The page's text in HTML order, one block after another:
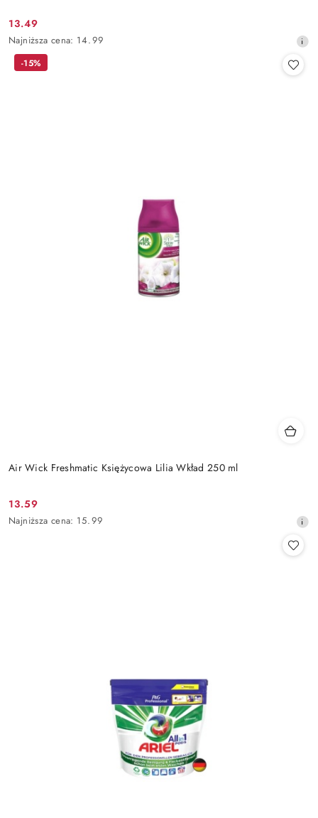
Cena
promocyjna:
13.49
Najniższa
cena
Najniższa cena: 14.99
Air Wick Freshmatic Księżycowa Lilia Wkład 250 ml
Cena
promocyjna:
13.59
Najniższa
Najniższa cena: 15.99
-15%